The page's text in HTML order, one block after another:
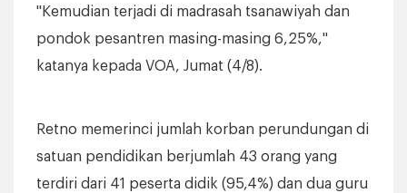
"Kemudian terjadi di madrasah tsanawiyah dan
pondok pesantren masing-masing 6,25%,"
katanya kepada VOA, Jumat (4/8).
Retno memerinci jumlah korban perundungan di
satuan pendidikan berjumlah 43 orang yang
terdiri dari 41 peserta didik (95,4%) dan dua guru